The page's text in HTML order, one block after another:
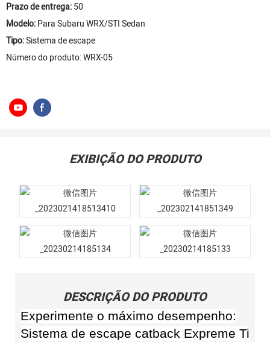
Prazo de entrega:50
Modelo:Para Subaru WRX/STI Sedan
Tipo:Sistema de escape
Número do produto: WRX-05
EXIBIÇÃO DO PRODUTO
DESCRIÇÃO DO PRODUTO
Experimente o máximo desempenho:
Sistema de escape catback Expreme Ti